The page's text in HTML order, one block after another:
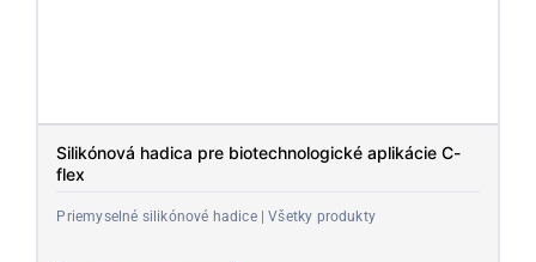
Silikónová hadica pre biotechnologické aplikácie C-
flex
Priemyselné silikónové hadice | Všetky produkty